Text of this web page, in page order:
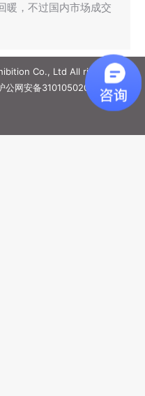
暖，不过国内市场成交
Co., Ltd All rights
公网安备31010502006887号